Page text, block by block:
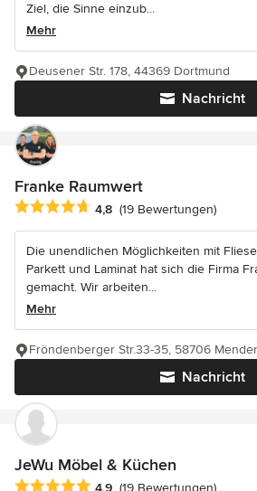
Ziel, die Sinne einzub...
Mehr
Nachricht
Deusener Str. 178, 44369 Dortmund
Franke Raumwert
Durchschnittliche Bewertung: 4.8 von
4,8 (19 Bewertungen)
Die unendlichen Möglichkeiten mit
Parkett und Laminat hat sich die Firma
gemacht. Wir arbeiten...
Mehr
Nachricht
Fröndenberger Str.33-35, 58706
JeWu Möbel & Küchen
Durchschnittliche Bewertung: 4.9 von
4,9 (19 Bewertungen)